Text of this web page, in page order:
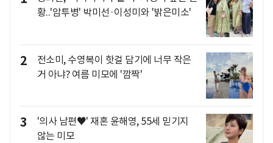
황..'암투병' 박미선·이성미와 '밝은미소'
2
전소미, 수영복이 핫걸 담기에 너무 작은
거 아냐? 여름 미모에 '깜짝'
3
'의사 남편♥' 재혼 윤해영, 55세 믿기지
않는 미모